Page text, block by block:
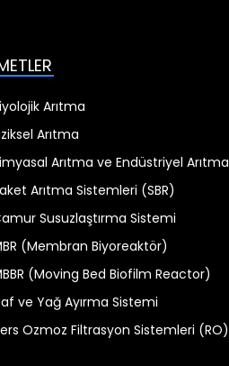
Arıtma
Arıtma
Arıtma ve Endüstriyel Arıtma
Arıtma Sistemleri (SBR)
Susuzlaştırma Sistemi
(Membran Biyoreaktör)
(Moving Bed Biofilm Reactor)
ve Yağ Ayırma Sistemi
Ozmoz Filtrasyon Sistemleri (RO)